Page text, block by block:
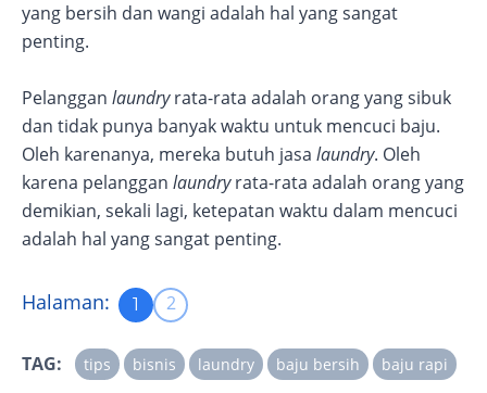
yang bersih dan wangi adalah hal yang sangat
penting.
Pelanggan laundryrata-rata adalah orang yang sibuk
dan tidak punya banyak waktu untuk mencuci baju.
Oleh karenanya, mereka butuh jasa laundry. Oleh
karena pelanggan laundryrata-rata adalah orang yang
demikian, sekali lagi, ketepatan waktu dalam mencuci
adalah hal yang sangat penting.
Halaman: 1 2
TAG: tips bisnis laundry baju bersih baju rapi